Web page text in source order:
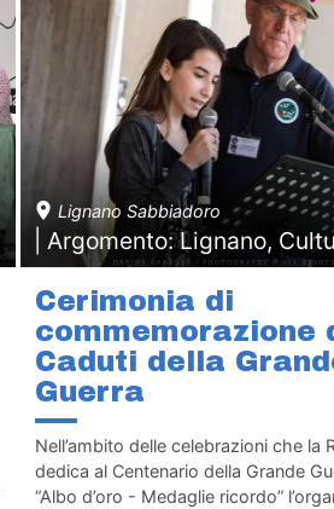
Lignano Sabbiadoro
| Argomento: Lignano,
Cerimonia di
commemorazione
Caduti della
Guerra
Nell’ambito delle celebrazioni che la
dedica al Centenario della Grande
“Albo d’oro - Medaglie ricordo”